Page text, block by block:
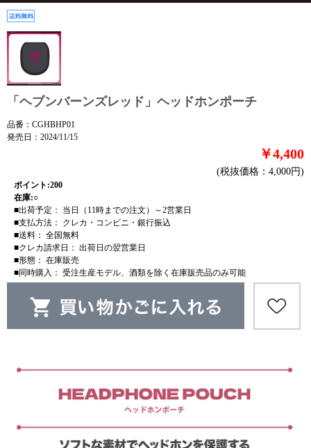
「ヘブンバーンズレッド」ヘッドホンポーチ
品番：CGHBHP01
発売日：2024/11/15
￥4,400
(税抜価格：4,000円)
ポイント:200
在庫:○
■出荷予定： 当日（11時までの注文）～2営業日
■支払方法： クレカ・コンビニ・銀行振込
■送料： 全国無料
■クレカ請求日： 出荷日の翌営業日
■形態： 在庫販売
■同時購入： 受注生産モデル、酒類を除く在庫販売品のみ可能